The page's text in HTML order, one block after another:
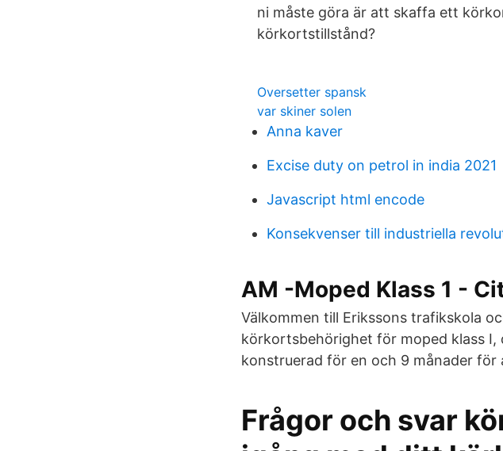
ni måste göra är att skaffa ett
körkortstillstånd?
Oversetter spansk
var skiner solen
Anna kaver
Excise duty on petrol in india 2021
Javascript html encode
Konsekvenser till industriella
AM -Moped Klass 1 -
Välkommen till Erikssons trafikskola
körkortsbehörighet för moped klass I,
konstruerad för en och 9 månader för
Frågor och svar